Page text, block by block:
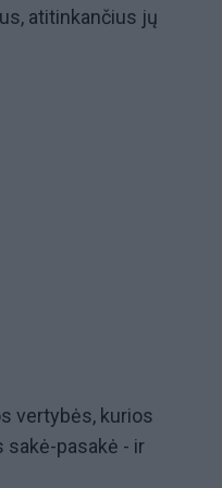
atitinkančius jų
vertybės, kurios
sakė-pasakė - ir